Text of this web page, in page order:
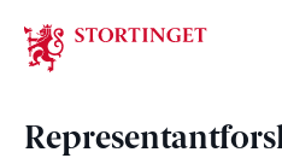
Stortinget.no